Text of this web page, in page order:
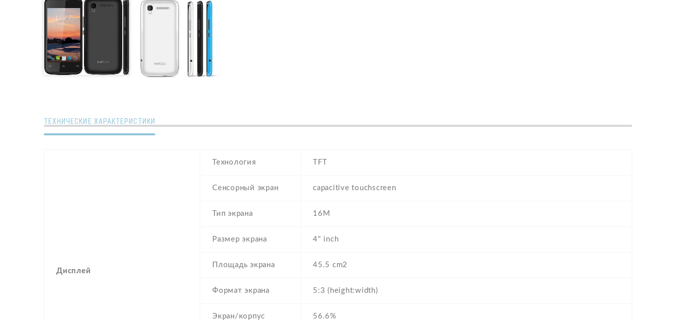
ТЕХНИЧЕСКИЕ ХАРАКТЕРИСТИКИ
Дисплей
Технология TFT
Сенсорный экран capacitive touchscreen
Тип экрана 16M
Размер экрана 4" inch
Площадь экрана 45.5 cm2
Формат экрана 5:3 (height:width)
Экран/корпус 56.6%